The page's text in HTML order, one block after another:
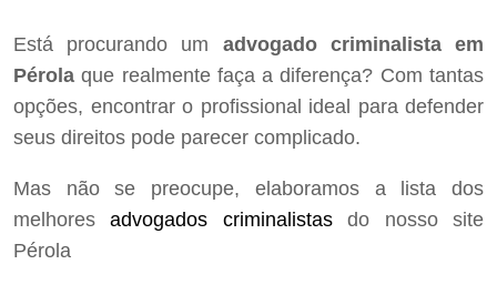
Está procurando um advogado criminalista em
Pérola que realmente faça a diferença? Com tantas
opções, encontrar o profissional ideal para defender
seus direitos pode parecer complicado.
Mas não se preocupe, elaboramos a lista dos
melhoresadvogados criminalistasdo nosso site
Pérola